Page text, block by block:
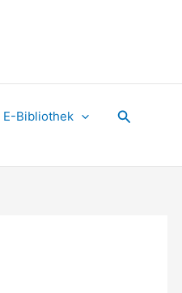
E-Bibliothek Suchen